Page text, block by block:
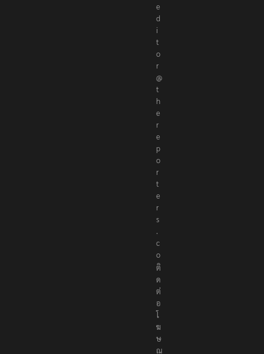
e
d
i
t
o
r
@
t
h
e
r
e
p
o
r
t
e
r
s
.
c
o
ติ
ด
ต่
อ
โ
ฆ
ษ
ณ